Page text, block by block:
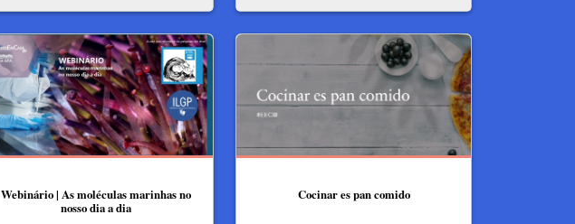
Webinário | As moléculas marinhas no
nosso dia a dia
Cocinar es pan comido